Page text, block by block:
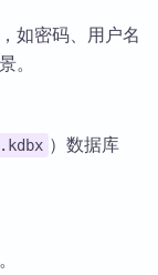
如密码、用户名
。
.kdbx ）数据库